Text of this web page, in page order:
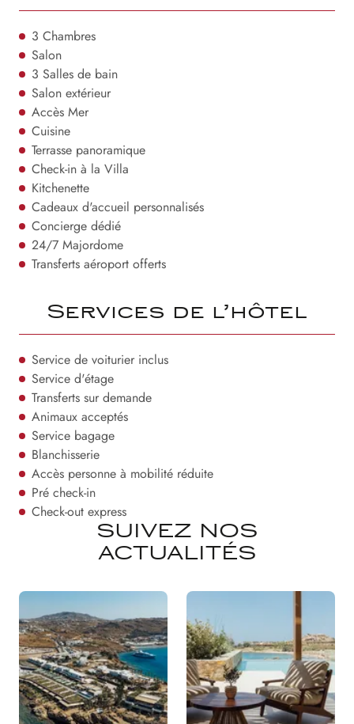
3 Chambres
Salon
3 Salles de bain
Salon extérieur
Accès Mer
Cuisine
Terrasse panoramique
Check-in à la Villa
Kitchenette
Cadeaux d'accueil personnalisés
Concierge dédié
24/7 Majordome
Transferts aéroport offerts
Services de l’hôtel
Service de voiturier inclus
Service d'étage
Transferts sur demande
Animaux acceptés
Service bagage
Blanchisserie
Accès personne à mobilité réduite
Pré check-in
Check-out express
SUIVEZ NOS
ACTUALITÉS